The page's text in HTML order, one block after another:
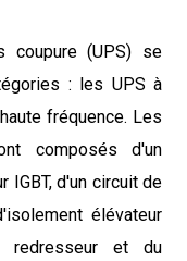
coupure (UPS) se
: les UPS à
fréquence. Les
composés d'un
IGBT, d'un circuit de
élévateur
redresseur et du